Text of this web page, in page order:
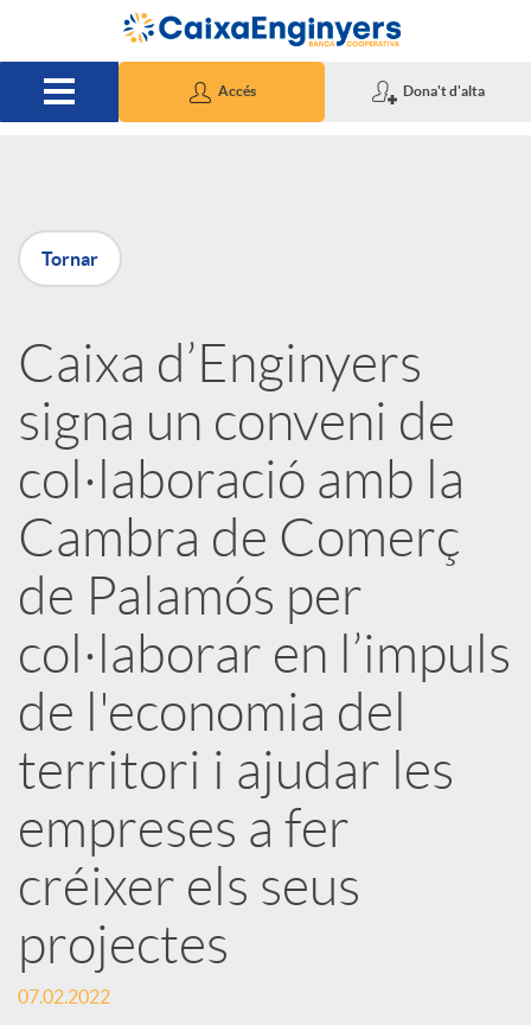
Salta al contingut principal
Accés Dona't d'alta
P
u
b
l
i
c
a
d
o
r
d
Tornar
Caixa d’Enginyers
signa un conveni de
col·laboració amb la
Cambra de Comerç
de Palamós per
col·laborar en l’impuls
de l'economia del
territori i ajudar les
empreses a fer
créixer els seus
projectes
07.02.2022